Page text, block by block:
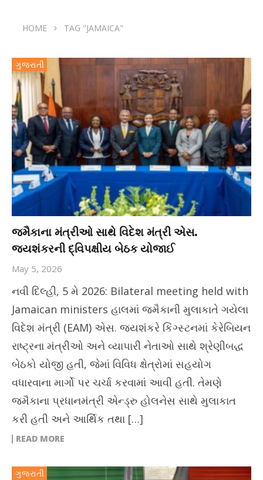
HOME TAG "JAMAICA"
ગુજરાતી
જમૈકાના મંત્રીઓ સાથે વિદેશ મંત્રી એસ.
જયશંકરની દ્વિપક્ષીય બેઠક યોજાઈ
May 5, 2026
નવી દિલ્હી, 5 મે 2026: Bilateral meeting held with
Jamaican ministers હાલમાં જમૈકાની મુલાકાતે ગયેલા
વિદેશ મંત્રી (EAM) એસ. જયશંકરે કિંગ્સ્ટનમાં કેરેબિયન
રાષ્ટ્રના મંત્રીઓ અને વ્યાપારી નેતાઓ સાથે શ્રેણીબદ્ધ
બેઠકો યોજી હતી, જેમાં વિવિધ ક્ષેત્રોમાં સહયોગ
વધારવાના માર્ગો પર ચર્ચા કરવામાં આવી હતી. તેમણે
જમૈકાના પ્રધાનમંત્રી એન્ડ્રુ હોલનેસ સાથે મુલાકાત
કરી હતી અને આર્થિક તથા […]
READ MORE
ગુજરાતી